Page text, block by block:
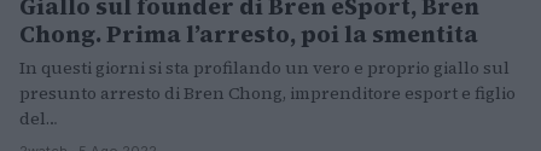
Giallo sul founder di Bren eSport, Bren
Chong. Prima l’arresto, poi la smentita
In questi giorni si sta profilando un vero e proprio giallo sul
presunto arresto di Bren Chong, imprenditore esport e figlio
del…